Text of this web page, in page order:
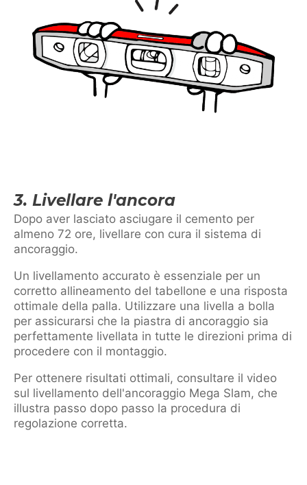
3. Livellare l'ancora
Dopo aver lasciato asciugare il cemento per
almeno 72 ore, livellare con cura il sistema di
ancoraggio.
Un livellamento accurato è essenziale per un
corretto allineamento del tabellone e una risposta
ottimale della palla. Utilizzare una livella a bolla
per assicurarsi che la piastra di ancoraggio sia
perfettamente livellata in tutte le direzioni prima di
procedere con il montaggio.
Per ottenere risultati ottimali, consultare il video
sul livellamento dell'ancoraggio Mega Slam, che
illustra passo dopo passo la procedura di
regolazione corretta.